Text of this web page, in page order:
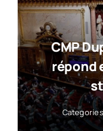
CMP
répond